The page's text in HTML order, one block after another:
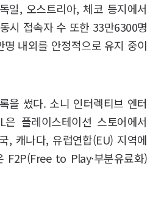
일, 오스트리아, 체코 등지에서
시 접속자 수 또한 33만6300명
내외를 안정적으로 유지 중이
을 썼다. 소니 인터렉티브 엔터
플레이스테이션 스토어에서
, 캐나다, 유럽연합(EU) 지역에
F2P(Free to Play·부분유료화)